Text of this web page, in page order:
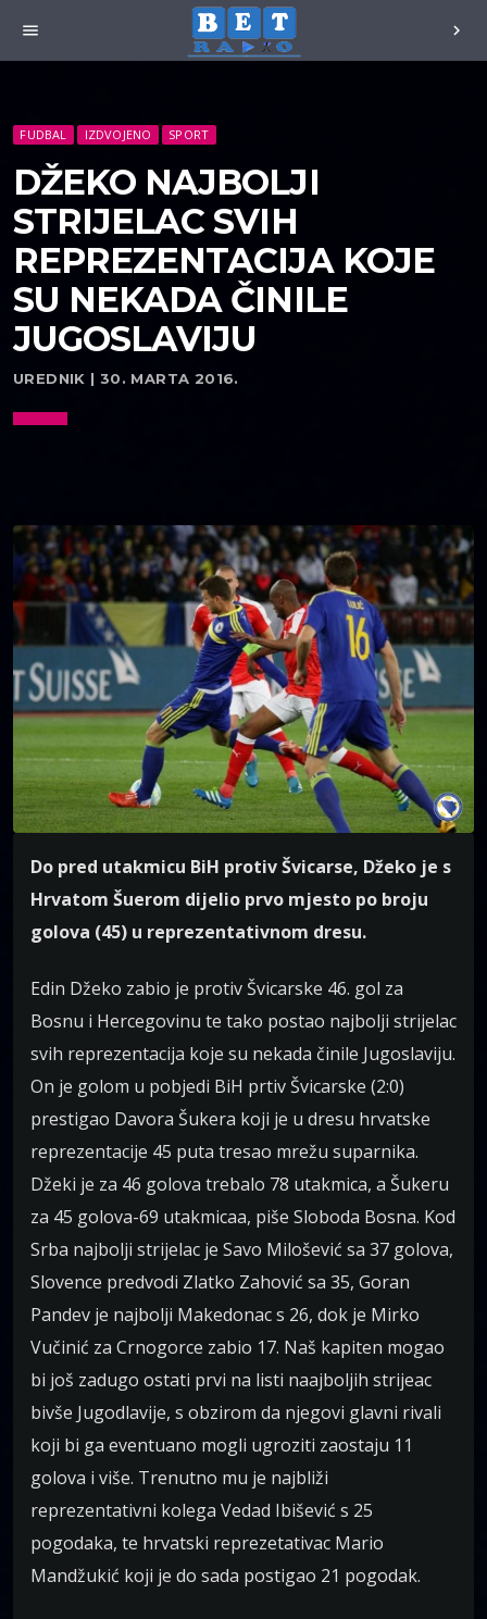
menu chevron_right
FUDBAL IZDVOJENO SPORT
DŽEKO NAJBOLJI
STRIJELAC SVIH
REPREZENTACIJA KOJE
SU NEKADA ČINILE
JUGOSLAVIJU
UREDNIK | 30. MARTA 2016.
Do pred utakmicu BiH protiv Švicarse, Džeko je s
Hrvatom Šuerom dijelio prvo mjesto po broju
golova (45) u reprezentativnom dresu.
Edin Džeko zabio je protiv Švicarske 46. gol za
Bosnu i Hercegovinu te tako postao najbolji strijelac
svih reprezentacija koje su nekada činile Jugoslaviju.
On je golom u pobjedi BiH prtiv Švicarske (2:0)
prestigao Davora Šukera koji je u dresu hrvatske
reprezentacije 45 puta tresao mrežu suparnika.
Džeki je za 46 golova trebalo 78 utakmica, a Šukeru
za 45 golova-69 utakmicaa, piše Sloboda Bosna. Kod
Srba najbolji strijelac je Savo Milošević sa 37 golova,
Slovence predvodi Zlatko Zahović sa 35, Goran
Pandev je najbolji Makedonac s 26, dok je Mirko
Vučinić za Crnogorce zabio 17. Naš kapiten mogao
bi još zadugo ostati prvi na listi naajboljih strijeac
bivše Jugodlavije, s obzirom da njegovi glavni rivali
koji bi ga eventuano mogli ugroziti zaostaju 11
golova i više. Trenutno mu je najbliži
reprezentativni kolega Vedad Ibišević s 25
pogodaka, te hrvatski reprezetativac Mario
Mandžukić koji je do sada postigao 21 pogodak.